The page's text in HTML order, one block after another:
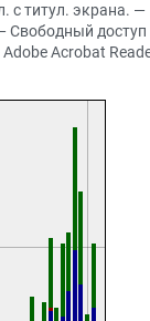
с титул. экрана. —
Свободный доступ
Acrobat